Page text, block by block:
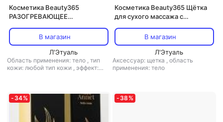
Косметика Beauty365
РАЗОГРЕВАЮЩЕЕ
ANTI-CELLULITE WARMING
BODY WRAP 250 мл
В магазин
Л'Этуаль
Область применения: тело , тип
кожи: любой тип кожи , эффект:
Косметика Beauty365 Щётка
для сухого массажа с
В магазин
Л'Этуаль
Аксессуар: щетка , область
применения: тело
- 34% - 38 %